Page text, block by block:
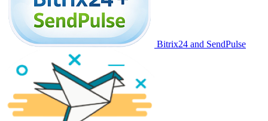
Bitrix24 and SendPulse